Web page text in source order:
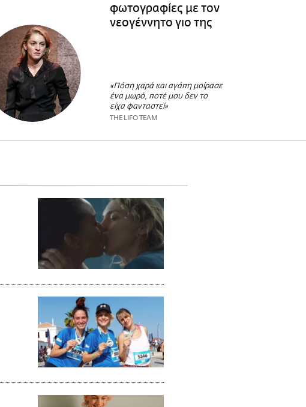
φωτογραφίες με τον
νεογέννητο γιο της
«Πόση χαρά και αγάπη μοίρασε
ένα μωρό, ποτέ μου δεν το
είχα φανταστεί»
THE LIFO TEAM